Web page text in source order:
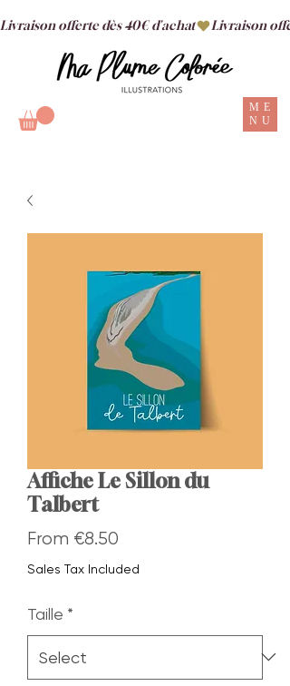
ME
NU
Livraison offerte dès 40€ d'achat
Affiche Le Sillon du
Talbert
From €8.50
Price
Sales Tax Included
Taille *